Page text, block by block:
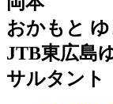
おかもと ゆ
JTB東広島
サルタント